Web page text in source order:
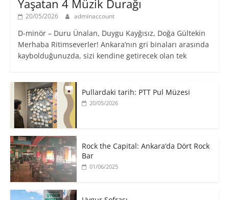
Yaşatan 4 Müzik Durağı
20/05/2026 adminaccount
D-minör – Duru Ünalan, Duygu Kayğısız, Doğa Gültekin
Merhaba Ritimseverler! Ankara’nın gri binaları arasında
kaybolduğunuzda, sizi kendine getirecek olan tek
Pullardaki tarih: PTT Pul Müzesi
20/05/2026
Rock the Capital: Ankara’da Dört Rock
Bar
01/06/2025